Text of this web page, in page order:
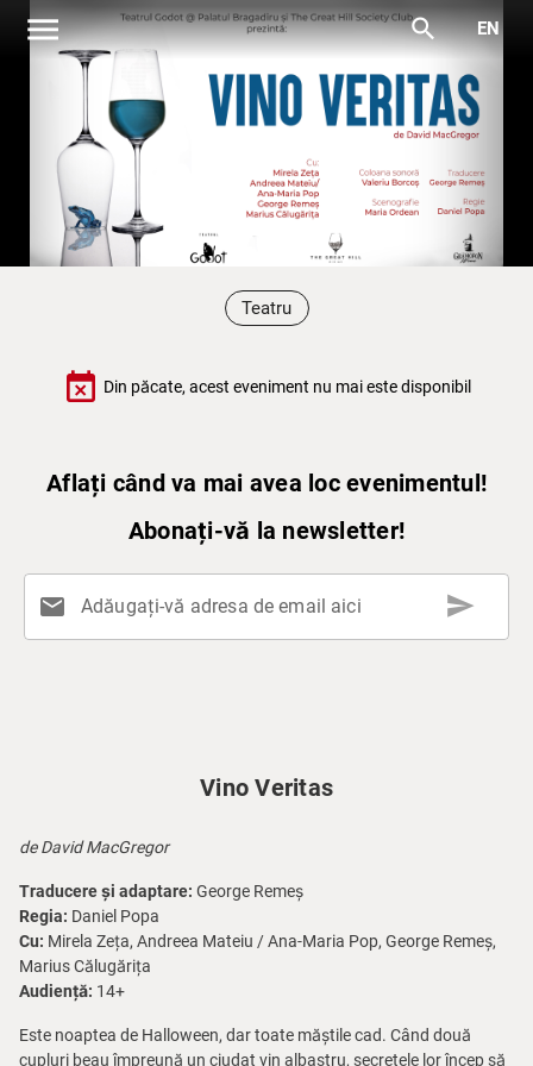
menu search EN
Teatru
event_busy Din păcate, acest eveniment nu mai este disponibil
Aflați când va mai avea loc evenimentul!
Abonați-vă la newsletter!
mail Adăugați-vă adresa de email aici send
Vino Veritas
de David MacGregor
Traducere și adaptare: George Remeș
Regia: Daniel Popa
Cu: Mirela Zeța, Andreea Mateiu / Ana-Maria Pop, George Remeș,
Marius Călugărița
Audiență: 14+
Este noaptea de Halloween, dar toate măștile cad. Când două
cupluri beau împreună un ciudat vin albastru, secretele lor încep să